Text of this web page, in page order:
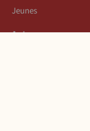
Jeunes
Auteurs